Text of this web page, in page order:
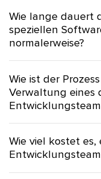
Wie lange dauert
speziellen
normalerweise?
Wie ist der
Verwaltung eines
Wie viel kostet